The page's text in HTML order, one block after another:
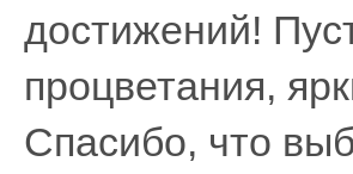
достижений!
процветания,
Спасибо, что